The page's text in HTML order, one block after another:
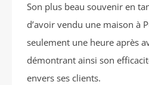
Son plus beau souvenir en
d’avoir vendu une maison à
seulement une heure après
démontrant ainsi son
envers ses clients.